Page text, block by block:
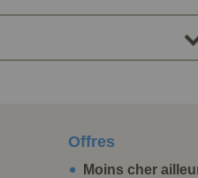
Offres
Moins cher